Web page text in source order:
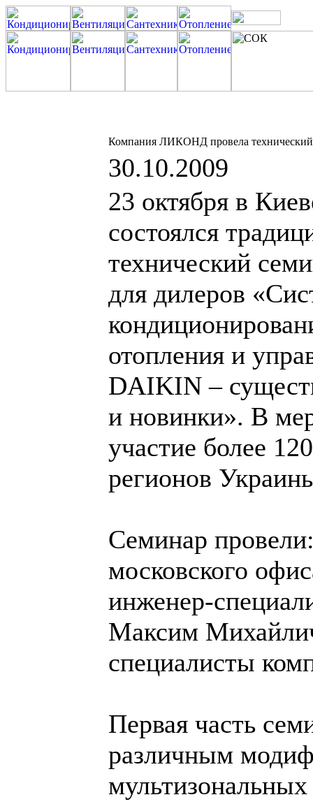
Компания ЛИКОНД провела
30.10.2009
23 октября в
состоялся
технический
для дилеров
отопления и
DAIKIN –
и новинки». В
участие более
регионов
Семинар
московского
инженер-
Максим
специалисты
Первая часть
различным